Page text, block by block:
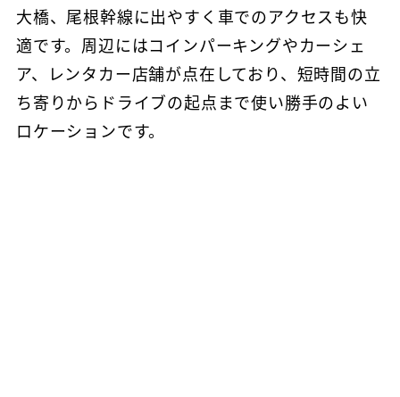
大橋、尾根幹線に出やすく車でのアクセスも快
適です。周辺にはコインパーキングやカーシェ
ア、レンタカー店舗が点在しており、短時間の立
ち寄りからドライブの起点まで使い勝手のよい
ロケーションです。